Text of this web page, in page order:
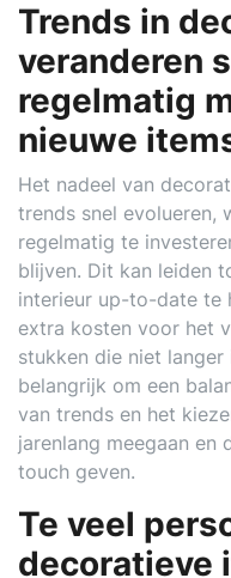
Trends in
veranderen
regelmatig
nieuwe
Het nadeel van
trends snel evolueren,
regelmatig te
blijven. Dit kan leiden
interieur up-to-date te
extra kosten voor het
stukken die niet
belangrijk om een
van trends en het
jarenlang meegaan en
touch geven.
Te veel
decoratieve